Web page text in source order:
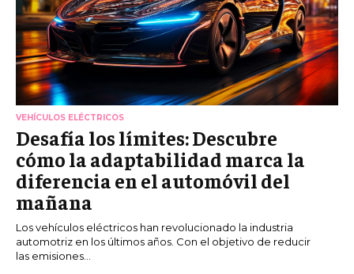
VEHÍCULOS ELÉCTRICOS
Desafía los límites: Descubre
cómo la adaptabilidad marca la
diferencia en el automóvil del
mañana
Los vehículos eléctricos han revolucionado la industria
automotriz en los últimos años. Con el objetivo de reducir
las emisiones...